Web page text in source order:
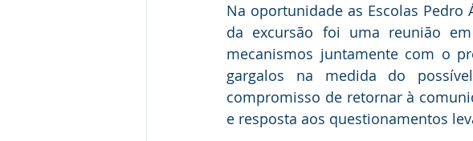
Na oportunidade as Escolas
da excursão foi uma reunião
mecanismos juntamente com o
gargalos na medida do
compromisso de retornar à
e resposta aos questionamentos